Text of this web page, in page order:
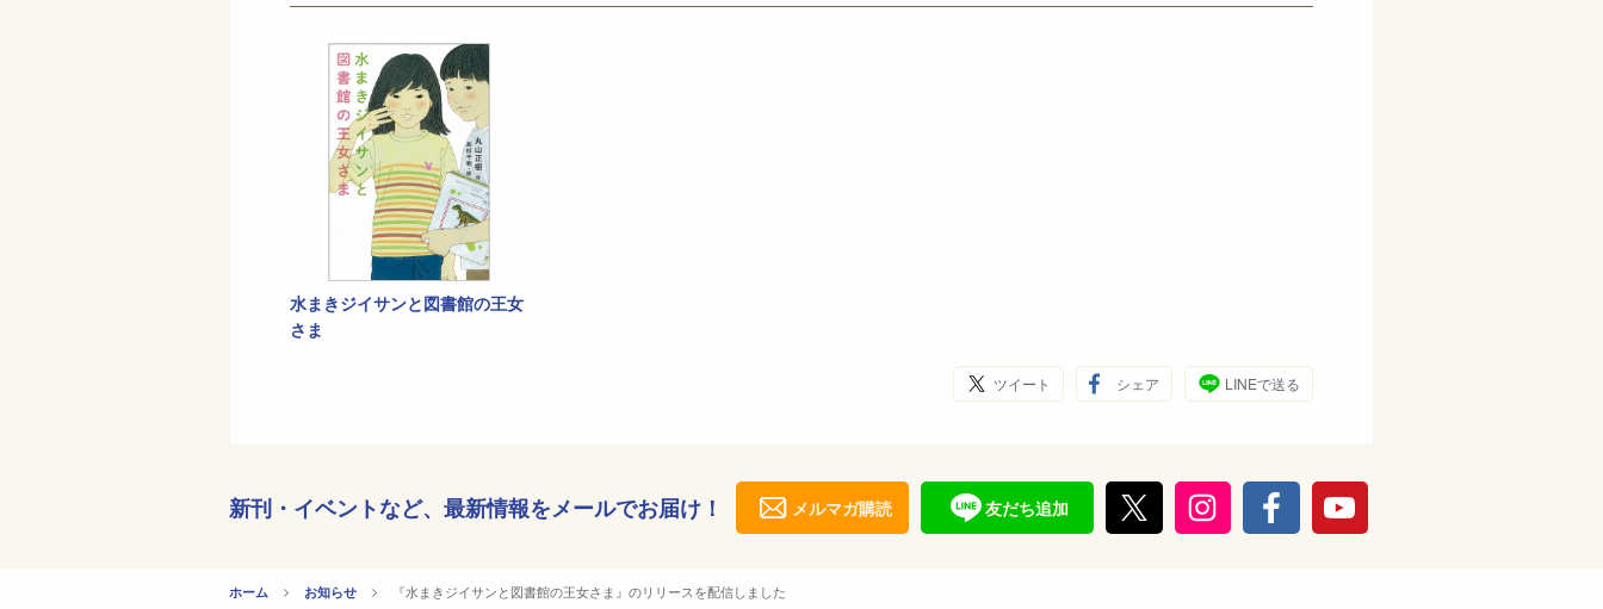
水まきジイサンと図書館の王女
さま
ツイート シェア LINEで送る
新刊・イベントなど、 最新情報をメールでお届け！ メルマガ購読 友だち追加
ホーム お知らせ CURRENT:
『水まきジイサンと図書館の王女さま』のリリースを配信しました